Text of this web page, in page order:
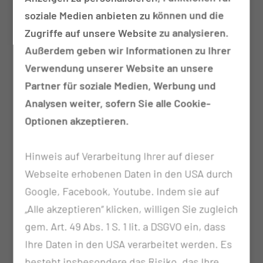
erfolgreich absolviertem Curriculum
Unterstützung, Beratung, Schulung und
Anleitung von Patientinnen und Patienten und
Angehörigen vor/während/nach eingesetzten
Therapien zu Themen wie
Mukositisprophylaxe
Infektionsprophylaxe
Mangelernährung
Fatique
Übelkeit/Erbrechen
Obstipation/Diarrhoe
Alopezie (Haarausfall)
Kryokonservierung von
soziale Medien anbieten zu können und die
Zugriffe auf unsere Website zu analysieren.
Außerdem geben wir Informationen zu Ihrer
Verwendung unserer Website an unsere
Partner für soziale Medien, Werbung und
Analysen weiter, sofern Sie alle Cookie-
Optionen akzeptieren.
Hinweis auf Verarbeitung Ihrer auf dieser
Webseite erhobenen Daten in den USA durch
Google, Facebook, Youtube. Indem sie auf
„Alle akzeptieren“ klicken, willigen Sie zugleich
gem. Art. 49 Abs. 1 S. 1 lit. a DSGVO ein, dass
Ihre Daten in den USA verarbeitet werden. Es